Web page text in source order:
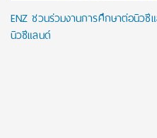
ENZ ชวนร่วมงานการศึกษาต่อนิว
นิวซีแลนด์